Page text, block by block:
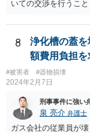
いての交渉を行うこ
8
浄化槽の蓋
額費用負担を
#被害者 #器物損壊
2024年2月7日
刑事事件に強い
泉 亮介 弁護士
ガス会社の従業員が